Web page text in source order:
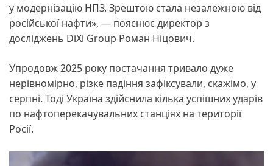
у модернізацію НПЗ. Зрештою стала незалежною від
російської нафти», — пояснює директор з
досліджень DiXi Group Роман Ніцович.
Упродовж 2025 року постачання тривало дуже
нерівномірно, різке падіння зафіксували, скажімо, у
серпні. Тоді Україна здійснила кілька успішних ударів
по нафтоперекачувальних станціях на території
Росії.